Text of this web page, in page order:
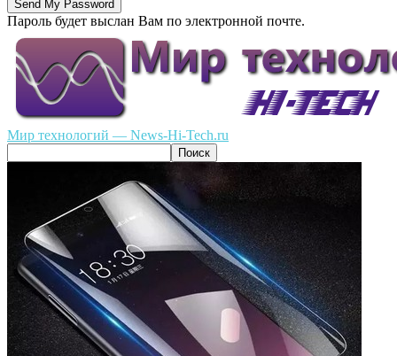
Пароль будет выслан Вам по электронной почте.
Мир технологий — News-Hi-Tech.ru